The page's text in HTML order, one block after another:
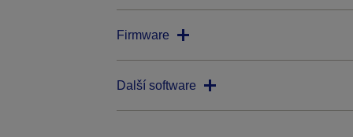
Firmware
Další software